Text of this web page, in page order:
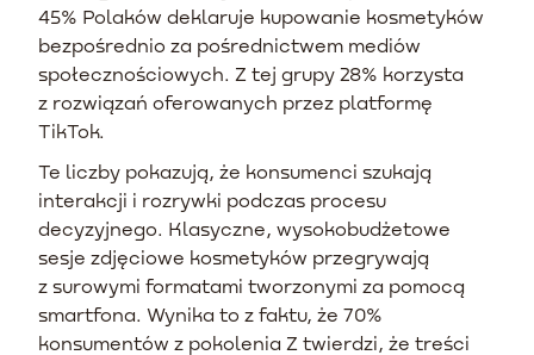
45% Polaków deklaruje kupowanie kosmetyków
bezpośrednio za pośrednictwem mediów
społecznościowych. Z tej grupy 28% korzysta
z rozwiązań oferowanych przez platformę
TikTok.
Te liczby pokazują, że konsumenci szukają
interakcji i rozrywki podczas procesu
decyzyjnego. Klasyczne, wysokobudżetowe
sesje zdjęciowe kosmetyków przegrywają
z surowymi formatami tworzonymi za pomocą
smartfona. Wynika to z faktu, że 70%
konsumentów z pokolenia Z twierdzi, że treści